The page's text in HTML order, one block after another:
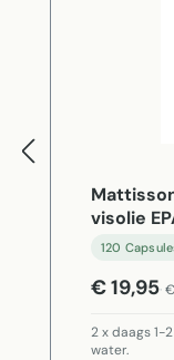
visolie
Capsules
120
€ 19,95
2 x daags 1-
water.